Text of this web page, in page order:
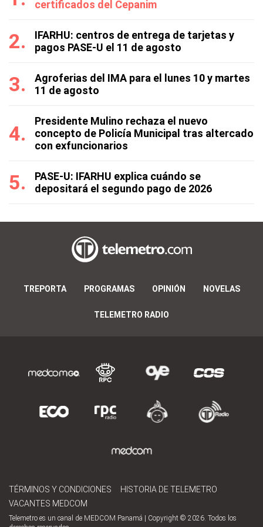
certificados del Cepanim
IFARHU: centros de entrega de tarjetas y
pagos PASE-U el 11 de agosto
Agroferias del IMA para el lunes 10 y martes
11 de agosto
Presidente Mulino rechaza el nuevo
concepto de Policía Municipal tras altercado
con exfuncionarios
PASE-U: IFARHU explica cuándo se
depositará el segundo pago de 2026
TREPORTA PROGRAMAS OPINIÓN NOVELAS
TELEMETRO RADIO
TÉRMINOS Y CONDICIONES
HISTORIA DE TELEMETRO
VACANTES MEDCOM
Telemetro es un canal de MEDCOM Panamá | Copyright © 2026. Todos los